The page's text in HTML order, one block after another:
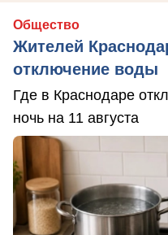
Общество
Жителей
отключение воды
Где в Краснодаре
ночь на 11 августа